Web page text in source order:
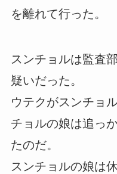
を離れて行った。
スンチョルは監査
疑いだった。
ウテクがスンチョ
チョルの娘は追っ
たのだ。
スンチョルの娘は